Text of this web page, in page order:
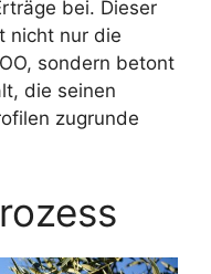
bei. Dieser
nicht nur die
sondern betont
die seinen
zugrunde